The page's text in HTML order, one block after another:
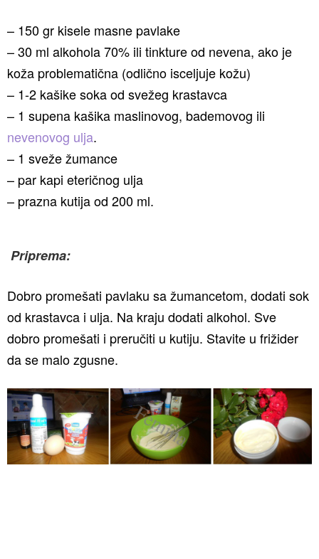
– 150 gr kisele masne pavlake
– 30 ml alkohola 70% ili tinkture od nevena, ako je
koža problematična (odlično isceljuje kožu)
– 1-2 kašike soka od svežeg krastavca
– 1 supena kašika maslinovog, bademovog ili
nevenovog ulja.
– 1 sveže žumance
– par kapi eteričnog ulja
– prazna kutija od 200 ml.
Priprema:
Dobro promešati pavlaku sa žumancetom, dodati sok
od krastavca i ulja. Na kraju dodati alkohol. Sve
dobro promešati i preručiti u kutiju. Stavite u frižider
da se malo zgusne.